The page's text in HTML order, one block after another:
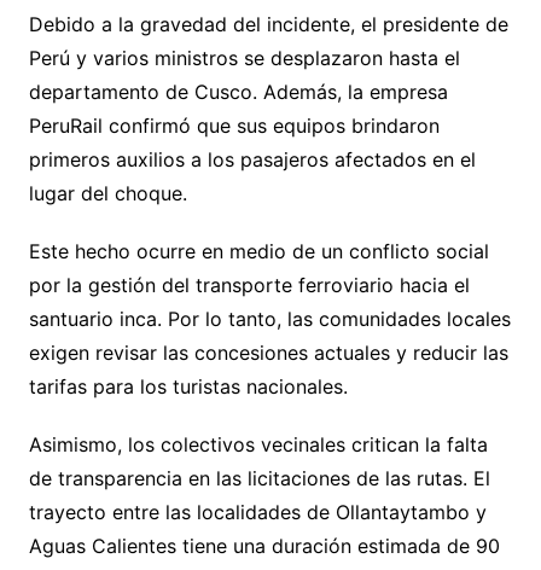
Debido a la gravedad del incidente, el presidente de
Perú y varios ministros se desplazaron hasta el
departamento de Cusco. Además, la empresa
PeruRail confirmó que sus equipos brindaron
primeros auxilios a los pasajeros afectados en el
lugar del choque.
Este hecho ocurre en medio de un conflicto social
por la gestión del transporte ferroviario hacia el
santuario inca. Por lo tanto, las comunidades locales
exigen revisar las concesiones actuales y reducir las
tarifas para los turistas nacionales.
Asimismo, los colectivos vecinales critican la falta
de transparencia en las licitaciones de las rutas. El
trayecto entre las localidades de Ollantaytambo y
Aguas Calientes tiene una duración estimada de 90